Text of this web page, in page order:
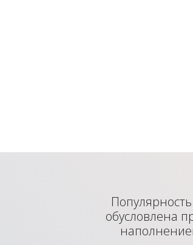
обусловлена